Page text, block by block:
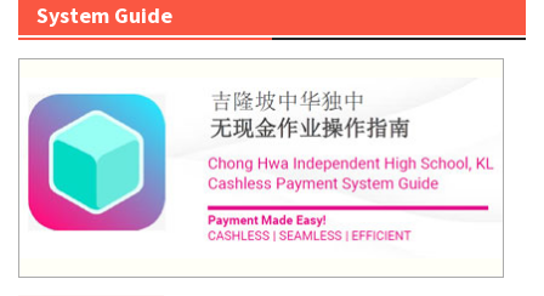
System Guide